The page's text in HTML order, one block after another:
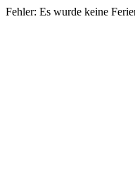
Fehler: Es wurde keine